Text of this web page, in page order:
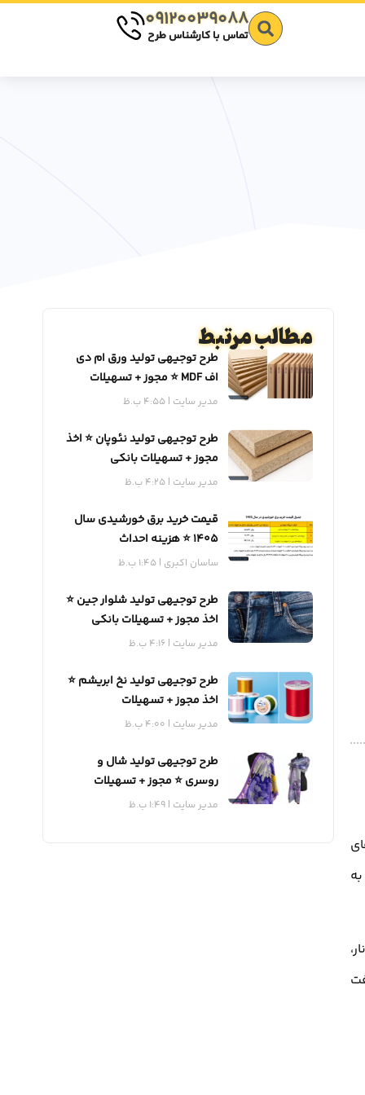
09120039088
تماس با کارشناس طرح
مطالب مرتبططرح توجیهی تولید ورق ام دی
اف MDF ⭐️ مجوز + تسهیلات
بانکی
مدیر سایت 4:55 ب.ظ
طرح توجیهی تولید نئوپان ⭐️ اخذ
مجوز + تسهیلات بانکی
مدیر سایت 4:25 ب.ظ
قیمت خرید برق خورشیدی سال
1405 ⭐️ هزینه احداث
ساسان اکبری 1:45 ب.ظ
طرح توجیهی تولید شلوار جین ⭐️
اخذ مجوز + تسهیلات بانکی
مدیر سایت 4:16 ب.ظ
طرح توجیهی تولید نخ ابریشم ⭐️
اخذ مجوز + تسهیلات
مدیر سایت 4:00 ب.ظ
طرح توجیهی تولید شال و
روسری ⭐️ مجوز + تسهیلات
مدیر سایت 1:49 ب.ظ